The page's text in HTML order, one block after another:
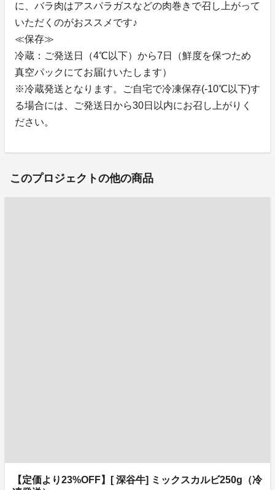
に、バラ肉はアスパラガスなどの肉巻きで召し上がって
いただくのがおススメです♪
≪保存≫
冷蔵：ご発送日（4℃以下）から7日（鮮度を保つため
真空パックにてお届けいたします）
※冷蔵発送となります。ご自宅で冷凍保存(-10℃以下)す
る場合には、ご発送日から30日以内にお召し上がりく
ださい。
このプロジェクトの他の商品
【定価より23%OFF】[ 深谷牛] ミックスカルビ250g（冷